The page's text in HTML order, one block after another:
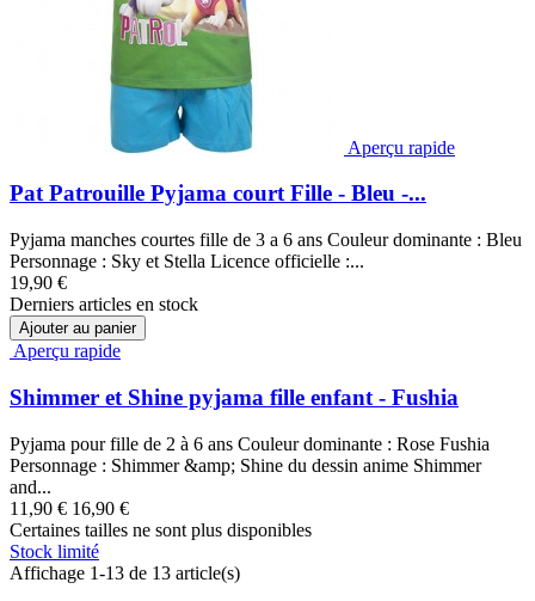
Aperçu rapide
Pat Patrouille Pyjama court Fille - Bleu -...
Pyjama manches courtes fille de 3 a 6 ans Couleur dominante : Bleu
Personnage : Sky et Stella Licence officielle :...
19,90 €
Derniers articles en stock
Ajouter au panier
Aperçu rapide
Shimmer et Shine pyjama fille enfant - Fushia
Pyjama pour fille de 2 à 6 ans Couleur dominante : Rose Fushia
Personnage : Shimmer &amp; Shine du dessin anime Shimmer
and...
11,90 € 16,90 €
Certaines tailles ne sont plus disponibles
Stock limité
Affichage 1-13 de 13 article(s)